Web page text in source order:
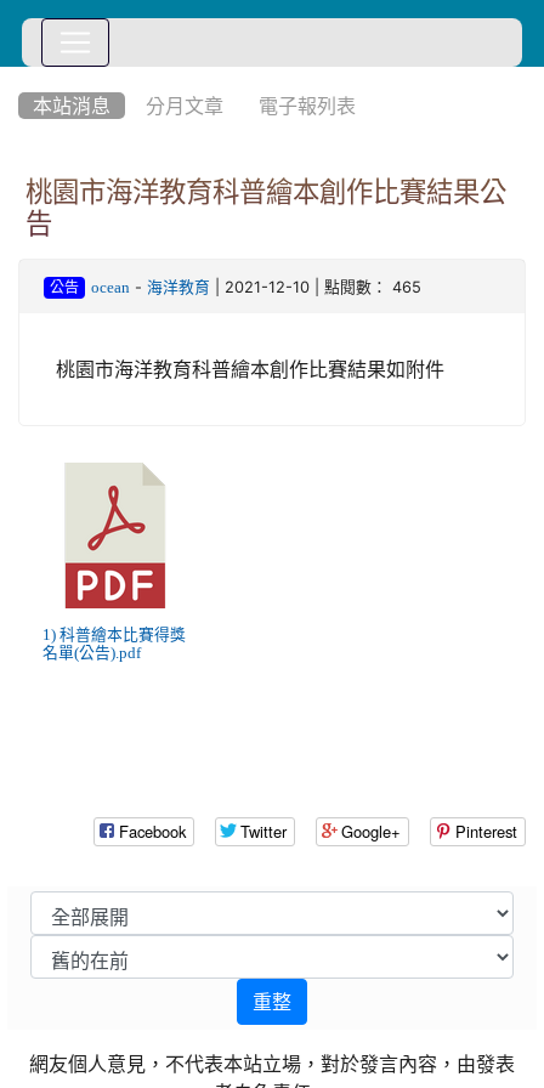
本站消息 分月文章 電子報列表
桃園市海洋教育科普繪本創作比賽結果公
告
公告 ocean- 海洋教育 | 2021-12-10 | 點閱數： 465
桃園市海洋教育科普繪本創作比賽結果如附件
1) 科普繪本比賽得獎
名單(公告).pdf
Facebook Twitter Google+ Pinterest
重整
網友個人意見，不代表本站立場，對於發言內容，由發表